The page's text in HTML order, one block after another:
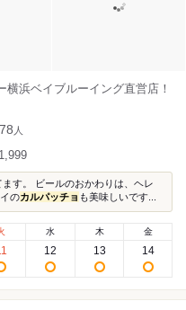
横浜ベイブルーイング直営店！
人
す。 ビールのおかわりは、ヘレ
のカルパッチョ も美味しいです...
水
12
木
13
金
14